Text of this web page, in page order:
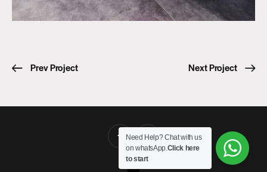
Prev Project Next Project
Need Help? Chat with us
on whatsApp.Click here
to start